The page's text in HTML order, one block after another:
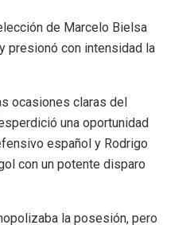
de Marcelo Bielsa
presionó con intensidad la
ocasiones claras del
una oportunidad
español y Rodrigo
con un potente disparo
la posesión, pero